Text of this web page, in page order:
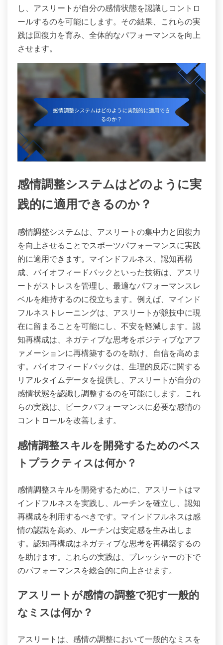
し、アスリートが自分の感情状態を認識しコントロ
ールするのを可能にします。その結果、これらの実
践は回復力を育み、全体的なパフォーマンスを向上
させます。
感情調整システムはどのように実
践的に適用できるのか？
感情調整システムは、アスリートの集中力と回復力
を向上させることでスポーツパフォーマンスに実践
的に適用できます。マインドフルネス、認知再構
成、バイオフィードバックといった技術は、アスリ
ートがストレスを管理し、最適なパフォーマンスレ
ベルを維持するのに役立ちます。例えば、マインド
フルネストレーニングは、アスリートが競技中に現
在に留まることを可能にし、不安を軽減します。認
知再構成は、ネガティブな思考をポジティブなアフ
ァメーションに再構築するのを助け、自信を高めま
す。バイオフィードバックは、生理的反応に関する
リアルタイムデータを提供し、アスリートが自分の
感情状態を認識し調整するのを可能にします。これ
らの実践は、ピークパフォーマンスに必要な感情の
コントロールを改善します。
感情調整スキルを開発するためのベス
トプラクティスは何か？
感情調整スキルを開発するために、アスリートはマ
インドフルネスを実践し、ルーチンを確立し、認知
再構成を利用するべきです。マインドフルネスは感
情の認識を高め、ルーチンは安定感を生み出しま
す。認知再構成はネガティブな思考を再構築するの
を助けます。これらの実践は、プレッシャーの下で
のパフォーマンスを総合的に向上させます。
アスリートが感情の調整で犯す一般的
なミスは何か？
アスリートは、感情の調整において一般的なミスを